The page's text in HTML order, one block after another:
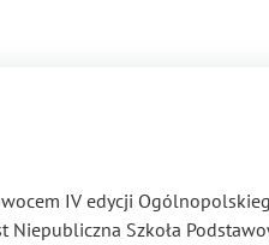
IV edycji
Szkoła